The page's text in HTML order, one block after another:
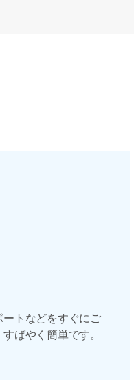
トなどをすぐにご
ばやく簡単です。